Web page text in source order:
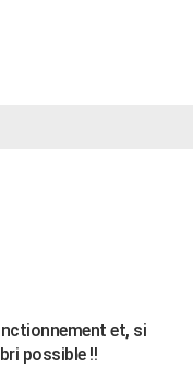
et, si
possible !!